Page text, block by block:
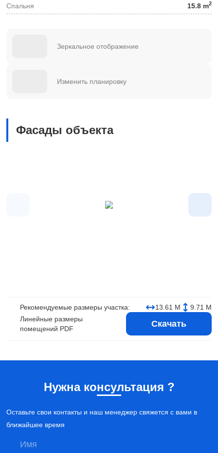
Спальня 15.8 m2
Зеркальное отображение
Изменить планировку
Фасады объекта
Рекомендуемые размеры участка: 13.61 М
9.71 М
Линейные размеры
помещений PDF
Скачать
Нужна консультация ?
Оставьте свои контакты и наш менеджер свяжется с вами в
ближайшее время